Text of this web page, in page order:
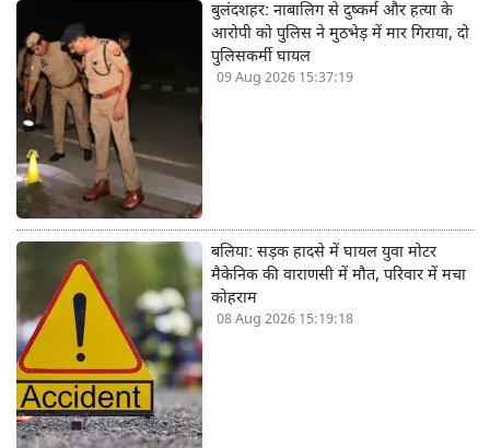
बुलंदशहर: नाबालिग से दुष्कर्म और हत्या के
आरोपी को पुलिस ने मुठभेड़ में मार गिराया, दो
पुलिसकर्मी घायल
09 Aug 2026 15:37:19
बलिया: सड़क हादसे में घायल युवा मोटर
मैकेनिक की वाराणसी में मौत, परिवार में मचा
कोहराम
08 Aug 2026 15:19:18